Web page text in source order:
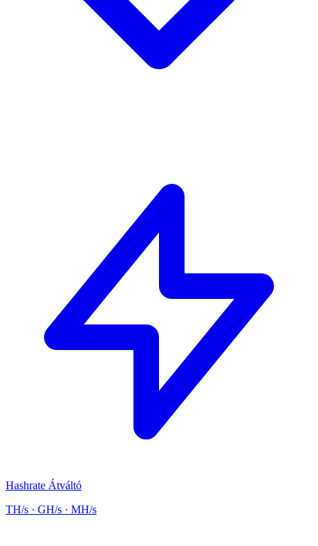
Hashrate Átváltó
TH/s · GH/s · MH/s